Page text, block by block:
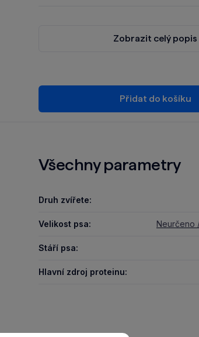
Zobrazit celý popis
Přidat do košíku
Všechny parametry
Druh zvířete:
Velikost psa: Neurčeno
Stáří psa:
Hlavní zdroj proteinu: